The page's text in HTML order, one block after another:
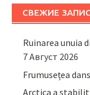
СВЕЖИЕ
Ruinarea unuia
7 Август 2026
Frumusețea
Arctica a stabilit